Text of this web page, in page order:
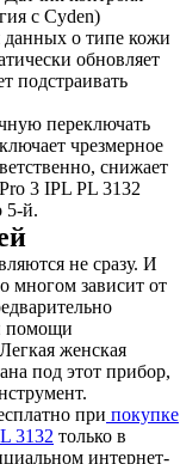
с Cyden)
данных о типе кожи
обновляет
подстраивать
переключать
чрезмерное
снижает
3 IPL PL 3132
5-й.
не сразу. И
многом зависит от
помощи
женская
под этот прибор,
при покупке
3132 только в
интернет-